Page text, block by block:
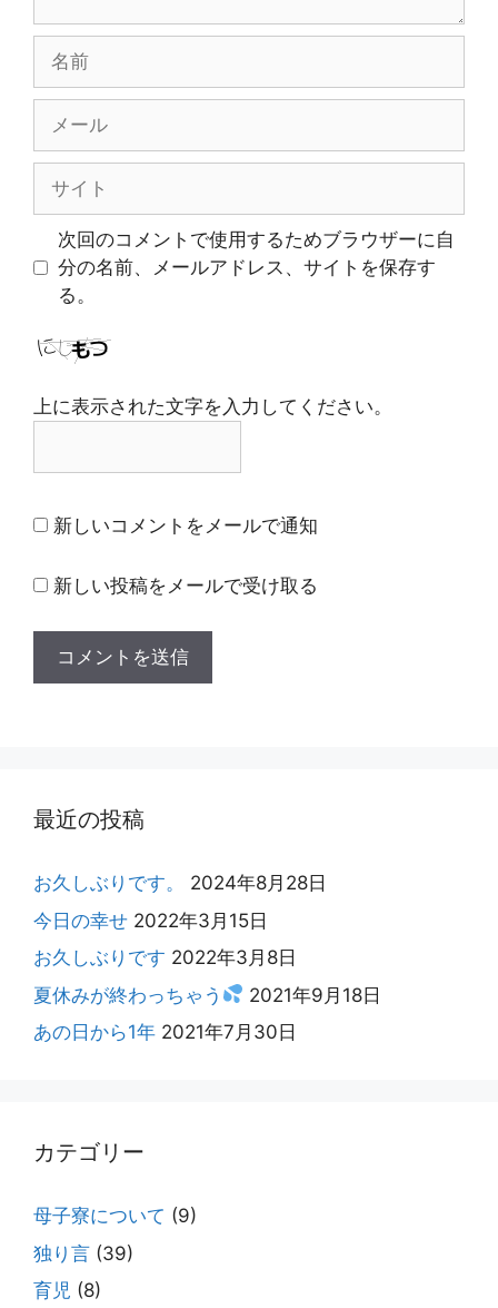
ル
次回のコメントで使用するためブラウザーに自
分の名前、メールアドレス、サイトを保存す
る。
上に表示された文字を入力してください。
新しいコメントをメールで通知
新しい投稿をメールで受け取る
最近の投稿
お久しぶりです。
2024年8月28日
今日の幸せ 2022年3月15日
お久しぶりです 2022年3月8日
夏休みが終わっちゃう
2021年9月18日
あの日から1年 2021年7月30日
カテゴリー
母子寮について (9)
独り言 (39)
育児 (8)